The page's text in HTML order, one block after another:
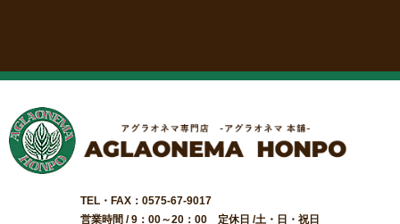
TEL・FAX：0575-67-9017
営業時間 / 9：00～20：00 定休日 /土・日・祝日